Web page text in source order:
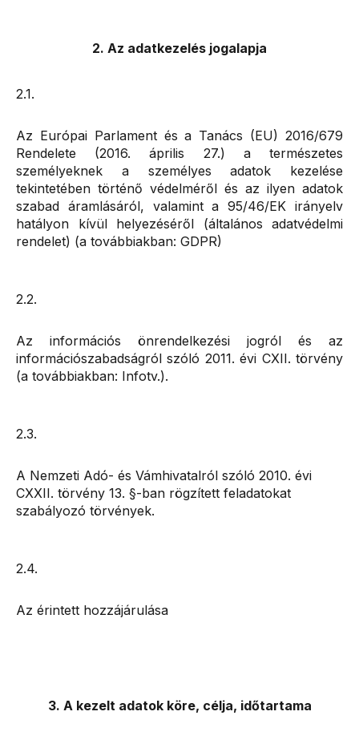
2. Az adatkezelés jogalapja
2.1.
Az Európai Parlament és a Tanács (EU) 2016/679
Rendelete (2016. április 27.) a természetes
személyeknek a személyes adatok kezelése
tekintetében történő védelméről és az ilyen adatok
szabad áramlásáról, valamint a 95/46/EK irányelv
hatályon kívül helyezéséről (általános adatvédelmi
rendelet) (a továbbiakban: GDPR)
2.2.
Az információs önrendelkezési jogról és az
információszabadságról szóló 2011. évi CXII. törvény
(a továbbiakban: Infotv.).
2.3.
A Nemzeti Adó- és Vámhivatalról szóló 2010. évi
CXXII. törvény 13. §-ban rögzített feladatokat
szabályozó törvények.
2.4.
Az érintett hozzájárulása
3. A kezelt adatok köre, célja, időtartama